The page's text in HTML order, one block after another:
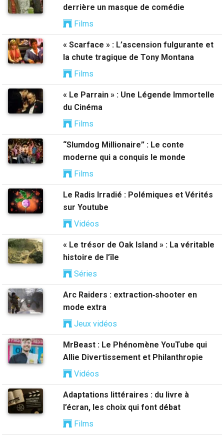
derrière un masque de comédie
Films
« Scarface » : L’ascension fulgurante et
la chute tragique de Tony Montana
Films
« Le Parrain » : Une Légende Immortelle
du Cinéma
Films
“Slumdog Millionaire” : Le conte
moderne qui a conquis le monde
Films
Le Radis Irradié : Polémiques et Vérités
sur Youtube
Vidéos
« Le trésor de Oak Island » : La véritable
histoire de l’île
Séries
Arc Raiders : extraction‑shooter en
mode extra
Jeux vidéos
MrBeast : Le Phénomène YouTube qui
Allie Divertissement et Philanthropie
Vidéos
Adaptations littéraires : du livre à
l’écran, les choix qui font débat
Films